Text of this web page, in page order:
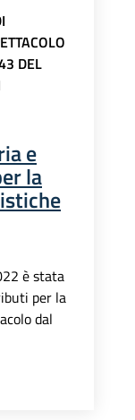
DEL
e
la
è stata
per la
dal